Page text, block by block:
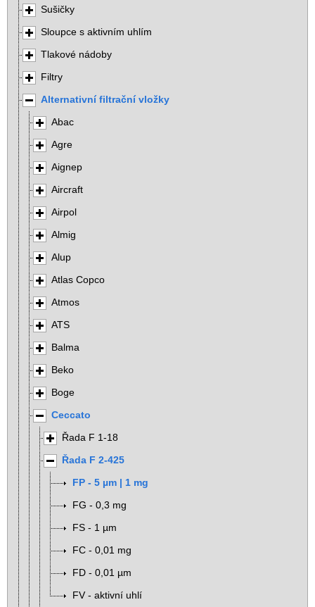
Sušičky
Sloupce s aktivním uhlím
Tlakové nádoby
Filtry
Alternativní filtrační vložky
Abac
Agre
Aignep
Aircraft
Airpol
Almig
Alup
Atlas Copco
Atmos
ATS
Balma
Beko
Boge
Ceccato
Řada F 1-18
Řada F 2-425
FP - 5 µm | 1 mg
FG - 0,3 mg
FS - 1 µm
FC - 0,01 mg
FD - 0,01 µm
FV - aktivní uhlí